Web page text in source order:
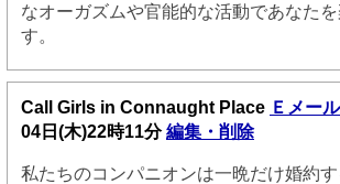
なオーガズムや官能的な活動であなた
す。
Call Girls in Connaught Place Ｅメール
04日(木)22時11分編集・削除
私たちのコンパニオンは一晩だけ婚約